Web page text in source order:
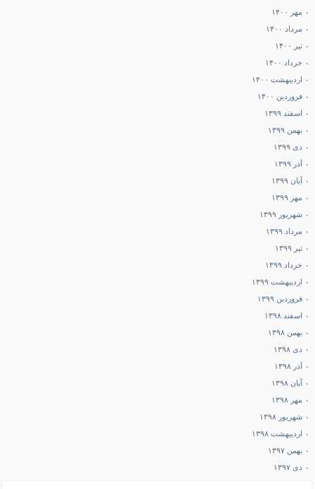
مهر ۱۴۰۰
مرداد ۱۴۰۰
تیر ۱۴۰۰
خرداد ۱۴۰۰
اردیبهشت ۱۴۰۰
فروردین ۱۴۰۰
اسفند ۱۳۹۹
بهمن ۱۳۹۹
دی ۱۳۹۹
آذر ۱۳۹۹
آبان ۱۳۹۹
مهر ۱۳۹۹
شهریور ۱۳۹۹
مرداد ۱۳۹۹
تیر ۱۳۹۹
خرداد ۱۳۹۹
اردیبهشت ۱۳۹۹
فروردین ۱۳۹۹
اسفند ۱۳۹۸
بهمن ۱۳۹۸
دی ۱۳۹۸
آذر ۱۳۹۸
آبان ۱۳۹۸
مهر ۱۳۹۸
شهریور ۱۳۹۸
اردیبهشت ۱۳۹۸
بهمن ۱۳۹۷
دی ۱۳۹۷